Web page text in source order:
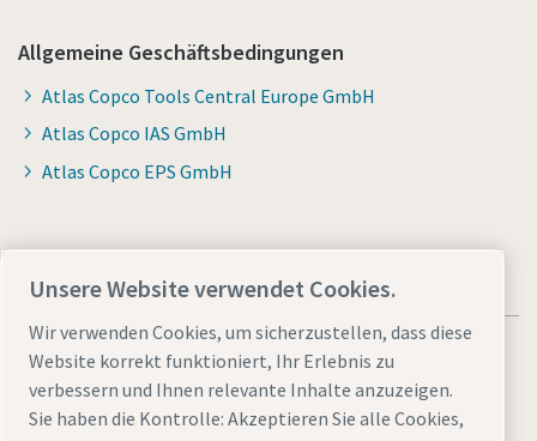
Allgemeine Geschäftsbedingungen
Atlas Copco Tools Central Europe GmbH
Atlas Copco IAS GmbH
Atlas Copco EPS GmbH
Unsere Website verwendet Cookies.
Wir verwenden Cookies, um sicherzustellen, dass diese
Website korrekt funktioniert, Ihr Erlebnis zu
verbessern und Ihnen relevante Inhalte anzuzeigen.
Sie haben die Kontrolle: Akzeptieren Sie alle Cookies,